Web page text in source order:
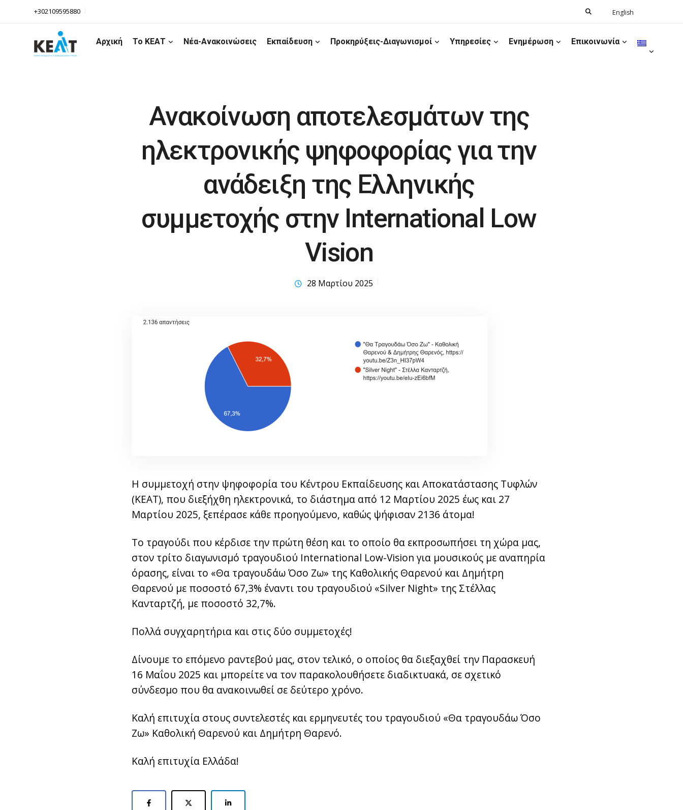
SearchEnglish
+302109595880
Αρχική Το ΚΕΑΤ Νέα-Ανακοινώσεις Εκπαίδευση Προκηρύξεις-Διαγωνισμοί Υπηρεσίες Ενημέρωση Επικοινωνία
Ανακοίνωση αποτελεσμάτων της
ηλεκτρονικής ψηφοφορίας για την
ανάδειξη της Ελληνικής
συμμετοχής στην International Low
Vision
28 Μαρτίου 2025
Η συμμετοχή στην ψηφοφορία του Κέντρου Εκπαίδευσης και Αποκατάστασης Τυφλών
(ΚΕΑΤ), που διεξήχθη ηλεκτρονικά, το διάστημα από 12 Μαρτίου 2025 έως και 27
Μαρτίου 2025, ξεπέρασε κάθε προηγούμενο, καθώς ψήφισαν 2136 άτομα!
Το τραγούδι που κέρδισε την πρώτη θέση και το οποίο θα εκπροσωπήσει τη χώρα μας,
στον τρίτο διαγωνισμό τραγουδιού International Low-Vision για μουσικούς με αναπηρία
όρασης, είναι το «Θα τραγουδάω Όσο Ζω» της Καθολικής Θαρενού και Δημήτρη
Θαρενού με ποσοστό 67,3% έναντι του τραγουδιού «Silver Night» της Στέλλας
Κανταρτζή, με ποσοστό 32,7%.
Πολλά συγχαρητήρια και στις δύο συμμετοχές!
Δίνουμε το επόμενο ραντεβού μας, στον τελικό, ο οποίος θα διεξαχθεί την Παρασκευή
16 Μαΐου 2025 και μπορείτε να τον παρακολουθήσετε διαδικτυακά, σε σχετικό
σύνδεσμο που θα ανακοινωθεί σε δεύτερο χρόνο.
Καλή επιτυχία στους συντελεστές και ερμηνευτές του τραγουδιού «Θα τραγουδάω Όσο
Ζω» Καθολική Θαρενού και Δημήτρη Θαρενό.
Καλή επιτυχία Ελλάδα!